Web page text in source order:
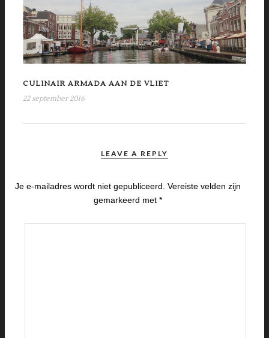
CULINAIR ARMADA AAN DE VLIET
22 september 2016
LEAVE A REPLY
Je e-mailadres wordt niet gepubliceerd. Vereiste velden zijn
gemarkeerd met*